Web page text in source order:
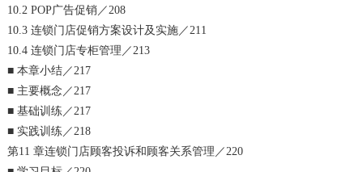
10.2 POP广告促销／208
10.3 连锁门店促销方案设计及实施／211
10.4 连锁门店专柜管理／213
■ 本章小结／217
■ 主要概念／217
■ 基础训练／217
■ 实践训练／218
第11 章连锁门店顾客投诉和顾客关系管理／220